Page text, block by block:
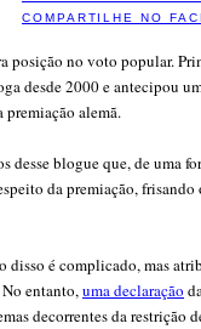
COMPARTILHE NO
posição no voto popular.
desde 2000 e antecipou
premiação alemã.
desse blogue que, de
da premiação, frisando
é complicado, mas
entanto,uma declaração
decorrentes da restrição